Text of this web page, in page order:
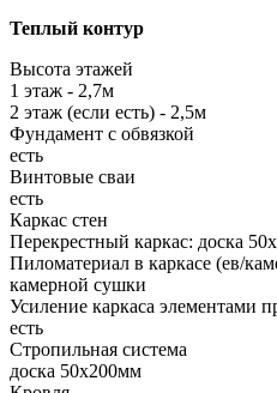
Теплый контур
Высота этажей
1 этаж - 2,7м
2 этаж (если есть) - 2,5м
Фундамент с обвязкой
есть
Винтовые сваи
есть
Каркас стен
Перекрестный каркас: доска
Пиломатериал в каркасе (ев/
камерной сушки
Усиление каркаса элементами
есть
Стропильная система
доска 50х200мм